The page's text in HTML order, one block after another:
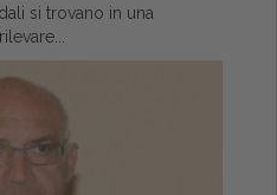
si trovano in una